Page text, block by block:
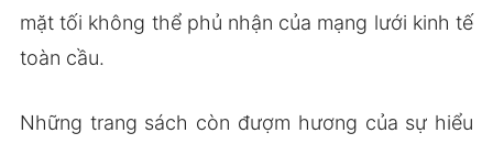
mặt tối không thể phủ nhận của mạng lưới kinh tế
toàn cầu.
Những trang sách còn đượm hương của sự hiểu